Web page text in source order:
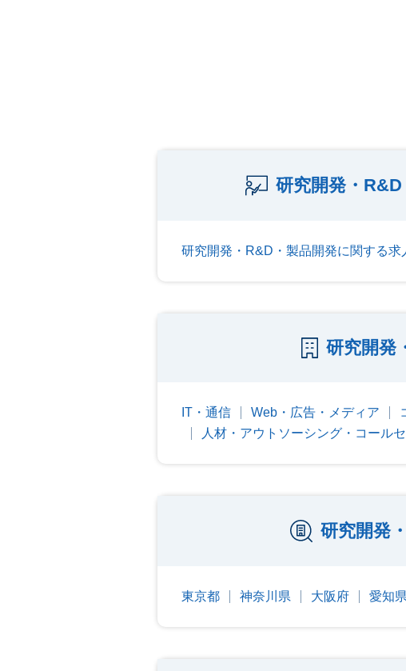
研究開発・
研究開発・R&D・製品開発に関する求
研究開発
IT・通信 Web・広告・メディア
人材・アウトソーシング・コール
研究開発
東京都 神奈川県 大阪府 愛知県